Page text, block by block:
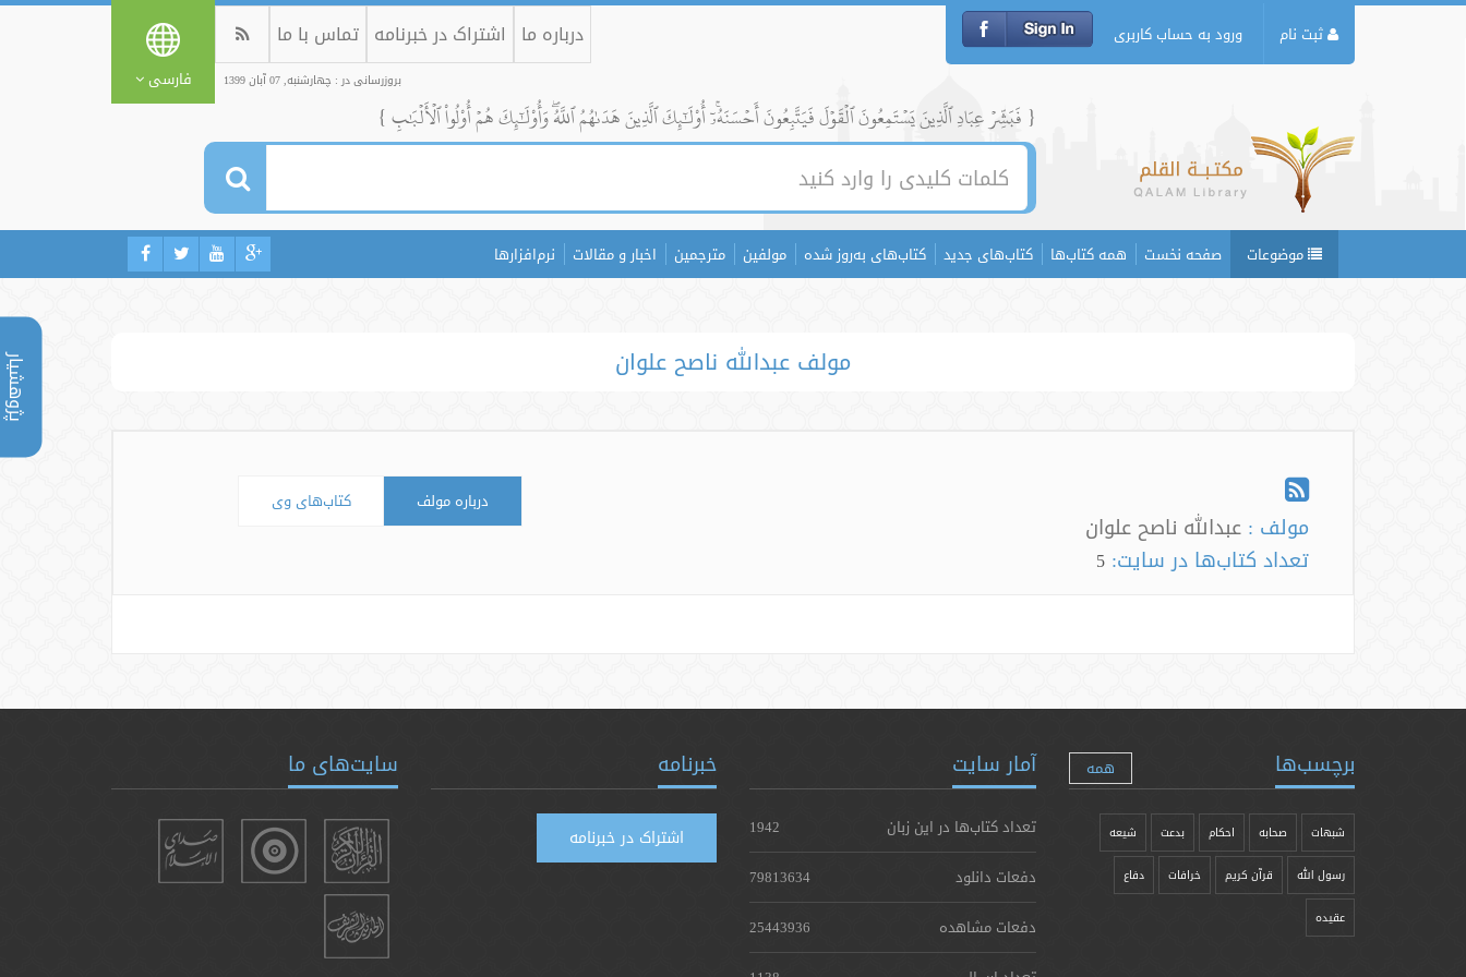
پژوهشیار
ثبت نام ورود به حساب کاربری درباره ما اشتراک در خبرنامه تماس با ما
بروزرسانی در : چهارشنبه, 07 آبان 1399 فارسی
{ فَبَشِّرۡ عِبَادِ ٱلَّذِينَ يَسۡتَمِعُونَ ٱلۡقَوۡلَ فَيَتَّبِعُونَ أَحۡسَنَهُۥٓۚ أُوْلَٰٓئِكَ ٱلَّذِينَ هَدَىٰهُمُ ٱللَّهُۖ وَأُوْلَٰٓئِكَ هُمۡ أُوْلُواْ ٱلۡأَلۡبَٰبِ }
موضوعات صفحه نخست همه کتاب‌ها کتاب‌های جدید کتاب‌های به‌روز شده مولفین مترجمین اخبار و مقالات نرم‌افزارها
مولف عبدالله ناصح علوان
مولف : عبدالله ناصح علوان
تعداد کتاب‌ها در سایت: 5
درباره مولف کتاب‌های وی
برچسب‌ها همه
شبهات صحابه احکام بدعت شیعه
رسول الله قرآن کریم خرافات دفاع
عقیده
آمار سایت
تعداد کتاب‌ها در این زبان
1942
دفعات دانلود
79813634
دفعات مشاهده
25443936
خبرنامه
اشتراک در خبرنامه
سایت‌های ما